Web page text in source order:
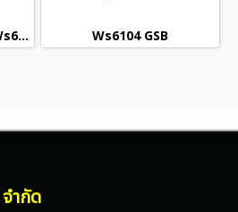
ถ้วยรางวัลซิลเวอร์ รหัส Ws6115 Ws6104 GSB
ำกัด